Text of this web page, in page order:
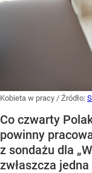
Kobieta w pracy / Źródło:
Co czwarty
powinny
z sondażu dla
zwłaszcza